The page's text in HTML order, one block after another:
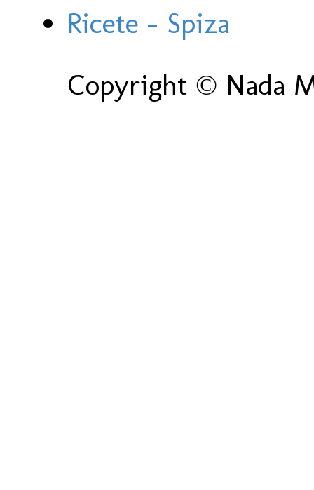
Ricete - Spiza
Copyright © Nada